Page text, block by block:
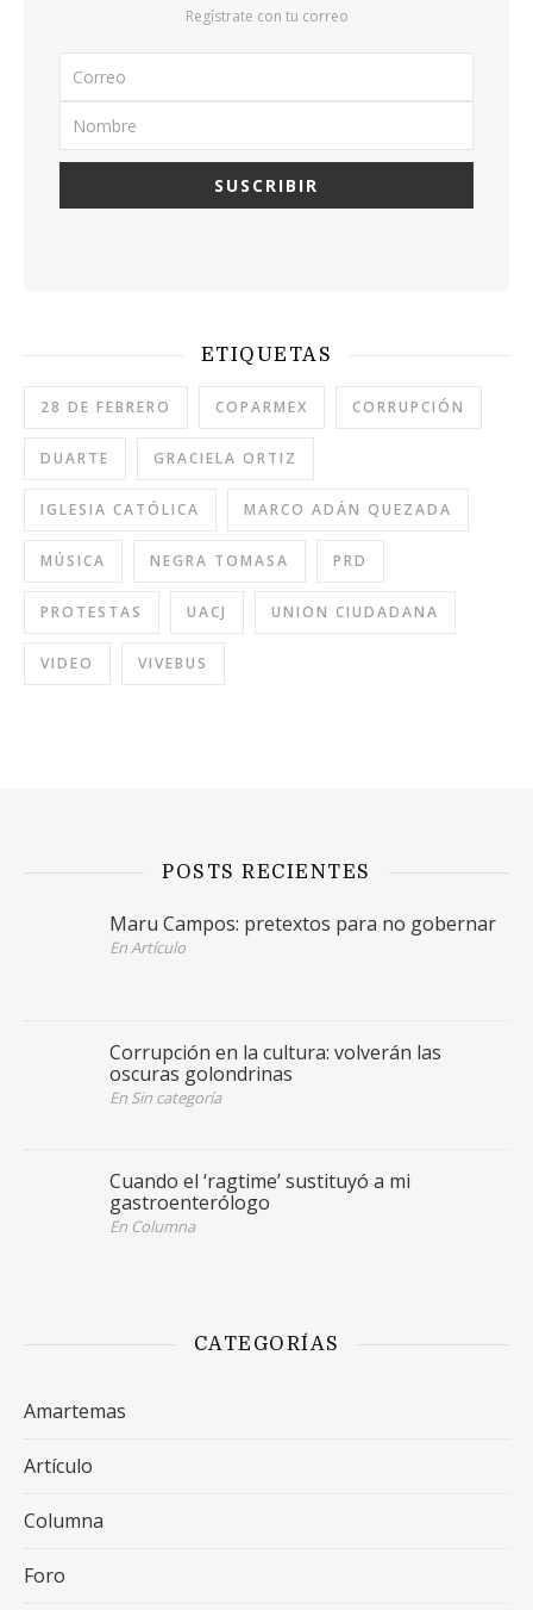
Regístrate con tu correo
ETIQUETAS
28 DE FEBRERO COPARMEX CORRUPCIÓN
DUARTE GRACIELA ORTIZ
IGLESIA CATÓLICA MARCO ADÁN QUEZADA
MÚSICA NEGRA TOMASA PRD
PROTESTAS UACJ UNION CIUDADANA
VIDEO VIVEBUS
POSTS RECIENTES
Maru Campos: pretextos para no gobernar
En Artículo
Corrupción en la cultura: volverán las
oscuras golondrinas
En Sin categoría
Cuando el ‘ragtime’ sustituyó a mi
gastroenterólogo
En Columna
CATEGORÍAS
Amartemas
Artículo
Columna
Foro